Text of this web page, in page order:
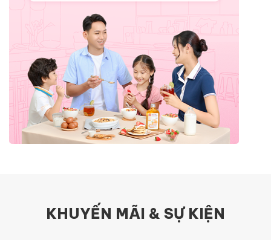
KHUYẾN MÃI & SỰ KIỆN